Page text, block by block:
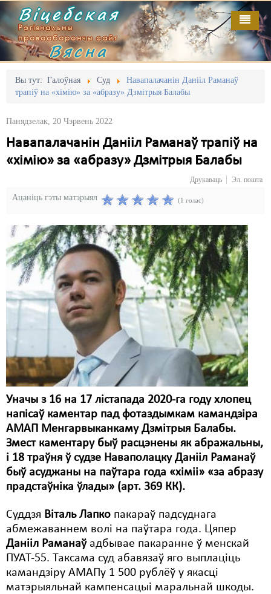
Віцебская
Рэгіянальны
праваабарончы сайт
Вясна
Вы тут: Галоўная Суд
Навапалачанін Данііл Раманаў
трапіў на «хімію» за «абразу» Дзмітрыя Балабы
Панядзелак, 20 Чэрвень 2022
Навапалачанін Данііл Раманаў трапіў на
«хімію» за «абразу» Дзмітрыя Балабы
Друкаваць Эл. пошта
Ацаніць гэты матэрыял (1 голас)
Уначы з 16 на 17 лістапада 2020-га году хлопец
напісаў каментар пад фотаздымкам камандзіра
АМАП Менгарвыканкаму Дзмітрыя Балабы.
Змест каментару быў расцэнены як абражальны,
і 18 траўня ў судзе Наваполацку Данііл Раманаў
быў асуджаны на паўтара года «хіміі» «за абразу
прадстаўніка ўлады» (арт. 369 КК).
Суддзя Віталь Лапко пакараў падсуднага
абмежаваннем волі на паўтара года. Цяпер
Данііл Раманаўадбывае пакаранне ў менскай
ПУАТ-55. Таксама суд абавязаў яго выплаціць
камандзіру АМАПу 1 500 рублёў у якасці
матэрыяльнай кампенсацыі маральнай шкоды.
Галоўная
Адміністрацыйны перасьлед
Безбар'ернае асяродзьдзе
Дзяржава
Дыскрымінацыя
Затрыманьні
Карная псыхіятрыя
КПЧ ААН
Культурныя правы
Мігранты
Мірныя сходы
Палітвязьні
Праваабаронцы
Правы дзіцяці
Пэнітэнцыярная сыстэма
Распальваньне варожасьці
Рознае
Свабода слова
Свабода сумленьня
Выданьні
Кантакт